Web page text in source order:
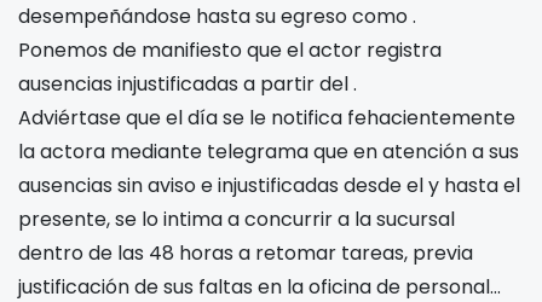
desempeñándose hasta su egreso como.
Ponemos de manifiesto que el actor registra
ausencias injustificadas a partir del.
Adviértase que el díase le notifica fehacientemente
la actora mediante telegrama que en atención a sus
ausencias sin aviso e injustificadas desde ely hasta el
presente, se lo intima a concurrir a la sucursal
dentro de las 48 horas a retomar tareas, previa
justificación de sus faltas en la oficina de personal…